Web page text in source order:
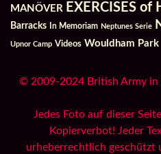
MANÖVER EXERCISES
Barracks
In Memoriam Neptunes Serie
Upnor Camp Videos Wouldham Park
© 2009-2024 British Army in
Jedes Foto auf dieser
Kopierverbot! Jeder
urheberrechtlich